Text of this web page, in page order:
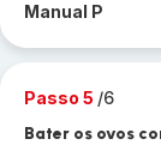
Manual P
Passo 5 /6
Bater os ovos